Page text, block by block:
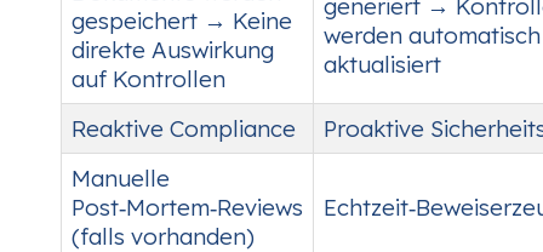
gespeichert → Keine
direkte Auswirkung
auf Kontrollen
werden automatisch
aktualisiert
Reaktive Compliance
Proaktive
Manuelle
Post‑Mortem‑Reviews
(falls vorhanden)